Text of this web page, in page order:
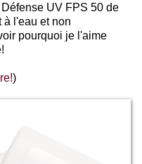
UV FPS 50 de
à l'eau et non
pourquoi je l'aime
)